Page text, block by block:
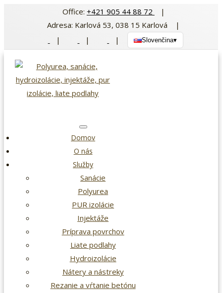
Office: +421 905 44 88 72
|
Adresa: Karlová 53, 038 15 Karlová |
|
| | Slovenčina▾
Domov
O nás
Služby
Sanácie
Polyurea
PUR izolácie
Injektáže
Príprava povrchov
Liate podlahy
Hydroizolácie
Nátery a nástreky
Rezanie a vŕtanie betónu